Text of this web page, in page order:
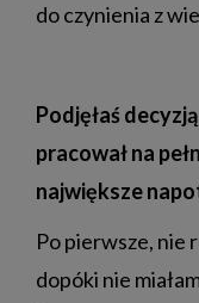
do czynienia z
Podjęłaś
pracował na
największe
Po pierwsze, nie
dopóki nie